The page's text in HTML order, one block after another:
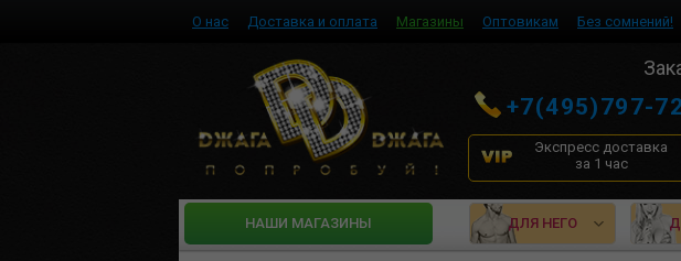
О нас Доставка и оплата Магазины Оптовикам Без сомнений!
+7(495)797-
Экспресс доставка
за 1 час
HАШИ МАГАЗИНЫ ДЛЯ НЕГО